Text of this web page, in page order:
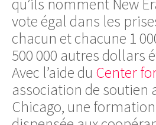
qu’ils nomment New
vote égal dans les
chacun et chacune 1
500 000 autres dollars
Avec l’aide du Center
association de soutien
Chicago, une